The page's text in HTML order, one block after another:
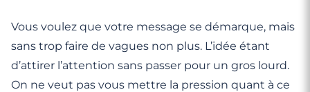
Vous voulez que votre message se démarque, mais
sans trop faire de vagues non plus. L’idée étant
d’attirer l’attention sans passer pour un gros lourd.
On ne veut pas vous mettre la pression quant à ce